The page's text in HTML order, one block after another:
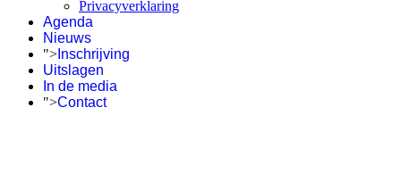
Privacyverklaring
Agenda
Nieuws
"> Inschrijving
Uitslagen
In de media
">Contact